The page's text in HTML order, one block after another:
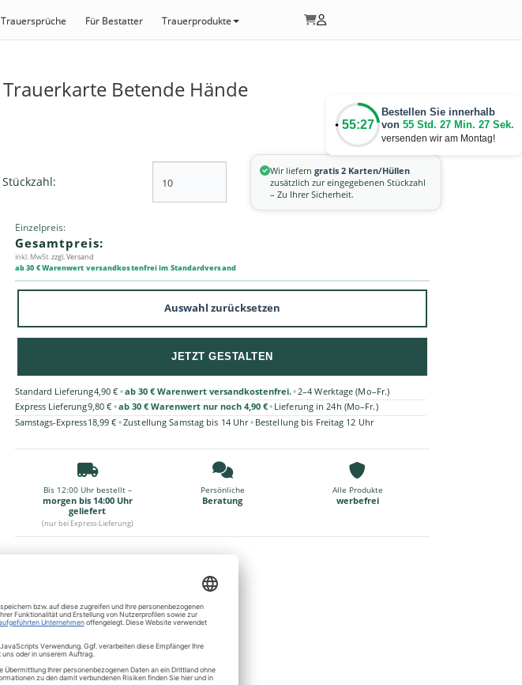
Trauersprüche Für Bestatter Trauerprodukte
55:27
Bestellen Sie innerhalb
von 55 Std. 27 Min. 27 Sek.
versenden wir am Montag!
Trauerkarte Betende Hände
Stückzahl:
Wir liefern gratis 2 Karten/Hüllen
zusätzlich zur eingegebenen Stückzahl
– Zu Ihrer Sicherheit.
Einzelpreis:
Gesamtpreis:
inkl. MwSt. zzgl. Versand
ab 30 € Warenwert versandkostenfrei im Standardversand
Auswahl zurücksetzen
JETZT GESTALTEN
Standard Lieferung4,90 € •ab 30 € Warenwert versandkostenfrei.•2–4 Werktage (Mo–Fr.)
Express Lieferung9,80 € •ab 30 € Warenwert nur noch 4,90 €• Lieferung in 24h (Mo–Fr.)
Samstags-Express18,99 € •Zustellung Samstag bis 14 Uhr • Bestellung bis Freitag 12 Uhr
Bis 12:00 Uhr bestellt –
morgen bis 14:00 Uhr
geliefert
(nur bei Express-Lieferung)
Persönliche
Beratung
Alle Produkte
werbefrei